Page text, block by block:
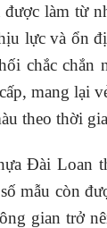
được làm từ
lực và ổn
chắc chắn
mang lại
theo thời
Đài Loan
mẫu còn
gian trở